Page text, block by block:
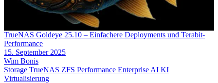
TrueNAS Goldeye 25.10 – Einfachere Deployments und Terabit-
Performance
15. September 2025
Wim Bonis
Storage TrueNAS ZFS Performance Enterprise AI KI
Virtualisierung